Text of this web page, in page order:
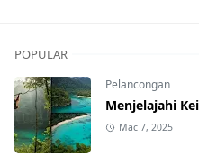
POPULAR
Pelancongan
Menjelajahi
Mac 7, 2025